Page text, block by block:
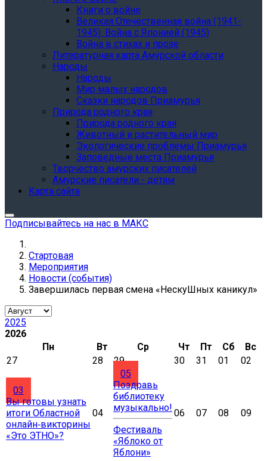
Книги о войне
Великая Отечественная война (1941-
1945). Война с Японией (1945)
Война в стихах и прозе
Литературная карта Амурской области
Народы
Народы
Мир малых народов
Сказки народов Приамурья
Природа родного края
Природа родного края
Животный и растительный мир
Экологические проблемы Приамурья
Заповедные места Приамурья
Творчество амурских писателей
Амурские писатели - детям
Карта сайта
Подписывайтесь на нас в МАКС
Стартовая
Мероприятия
Новости (события)
Завершилась первая смена «НескуШных каникул»
2025
2026
Пн
Вт Ср Чт Пт Сб
Вс
27
28 29 30 31 01 02
03
Вы готовы узнать
итоги Областной
онлайн‑викторины
«Это ЭТНО»?
04
05
Поздравь
библиотеку
музыкально!
Фестиваль
«Яблоко от
Яблони»
06 07 08 09